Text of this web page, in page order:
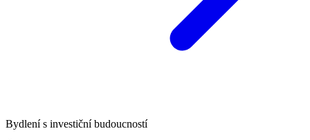
Bydlení s investiční budoucností